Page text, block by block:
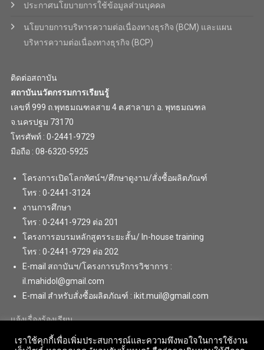
ประกาศนโยบายการใช้ข้อมูลส่วนบุคคล
นโยบายการบริหารความต่อเนื่องทางธุรกิจ (BCM) และแผน
บริหารความต่อเนื่องทางธุรกิจ (BCP)
ติดต่อสถาบัน
สถาบันนวัตกรรมการเรียนรู้
เลขที่ 999 ถ.พุทธมณฑลสาย 4 ต.ศาลายา อ. พุทธมณฑล
จ.นครปฐม 73170
โทรศัพท์ : 0-2441-9729
มือถือ : 08-6320-5925
โครงการเปิดโลกทัศน์ฯ/ศึกษาดูงาน/สั่งซื้อผลิตภัณฑ์
โทร : 0-2441-3124
งานการศึกษา
โทร : 0-2441-9729 ต่อ 201
โครงการอบรมหลักสูตรระยะสั้น/ In-house training
โทร : 0-2441-9729 ต่อ 202
E-mail สถาบันฯ/โครงการบริการวิชาการ :
il.mahidol@gmail.com
E-mail สำหรับสั่งซื้อผลิตภัณฑ์ : ikit.muil@gmail.com
แจ้งเรื่องร้องเรียน
เราใช้คุกกี้เพื่อเพิ่มประสบการณ์และความพึงพอใจในการใช้งาน